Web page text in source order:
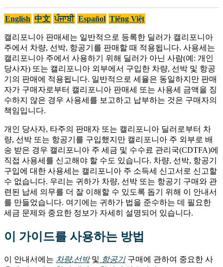
English 中文 ਪੰਜਾਬੀ Español Tiếng Việt
캘리포니아 판매세는 일반적으로 등록한 딜러가 캘리포니아
주에서 차량, 선박, 항공기를 판매할 때 적용됩니다. 사용세는
캘리포니아 주에서 사용하기 위해 딜러가 아닌 사람(예: 개인
당사자) 또는 캘리포니아 외부에서 구입한 차량, 선박 및 항공
기의 판매에 적용됩니다. 일반적으로 세율은 동일하지만 판매
자가 구매자로부터 캘리포니아 판매세 또는 사용세 금액을 징
수하지 않은 경우 사용세를 보고하고 납부하는 것은 구매자의
책임입니다.
개인 당사자, 타주의 판매자 또는 캘리포니아 딜러로부터 차
량, 선박 또는 항공기를 구입했지만 캘리포니아 주 외부로 배
송 받은 경우 캘리포니아 주 세금 및 수수료 관리국(CDTFA)에
직접 사용세를 신고해야 할 수도 있습니다. 차량, 선박, 항공기
구입에 대한 사용세는 캘리포니아 주 소득세 신고서로 신고할
수 없습니다. 우리는 귀하가 차량, 선박 또는 항공기 구매와 관
련된 납세 의무를 더 잘 이해할 수 있도록 돕기 위해 이 안내서
를 만들었습니다. 여기에는 귀하가 법을 준수하는 데 필요한
세금 문제와 중요한 정보가 자세히 설명되어 있습니다.
이 가이드를 사용하는 방법
이 안내서에는 차량,선박및 항공기구매에 관하여 중요한 사